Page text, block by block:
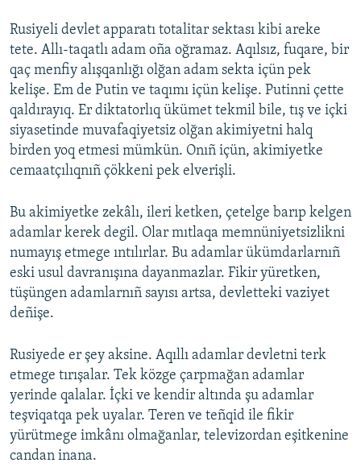
Rusiyeli devlet apparatı totalitar sektası kibi areke
tete. Allı-taqatlı adam oña oğramaz. Aqılsız, fuqare, bir
qaç menfiy alışqanlığı olğan adam sekta içün pek
kelişe. Em de Putin ve taqımı içün kelişe. Putinni çette
qaldırayıq. Er diktatorlıq ükümet tekmil bile, tış ve içki
siyasetinde muvafaqiyetsiz olğan akimiyetni halq
birden yoq etmesi mümkün. Onıñ içün, akimiyetke
cemaatçılıqnıñ çökkeni pek elverişli.
Bu akimiyetke zekâlı, ileri ketken, çetelge barıp kelgen
adamlar kerek degil. Olar mıtlaqa memnüniyetsizlikni
numayış etmege ıntılırlar. Bu adamlar ükümdarlarnıñ
eski usul davranışına dayanmazlar. Fikir yüretken,
tüşüngen adamlarnıñ sayısı artsa, devletteki vaziyet
deñişe.
Rusiyede er şey aksine. Aqıllı adamlar devletni terk
etmege tırışalar. Tek közge çarpmağan adamlar
yerinde qalalar. İçki ve kendir altında şu adamlar
teşviqatqa pek uyalar. Teren ve teñqid ile fikir
yürütmege imkânı olmağanlar, televizordan eşitkenine
candan inana.